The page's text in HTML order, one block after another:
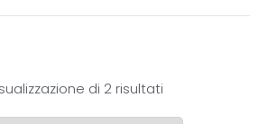
di 2 risultati